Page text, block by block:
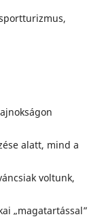
alatt, mind a
voltunk,
„magatartással”